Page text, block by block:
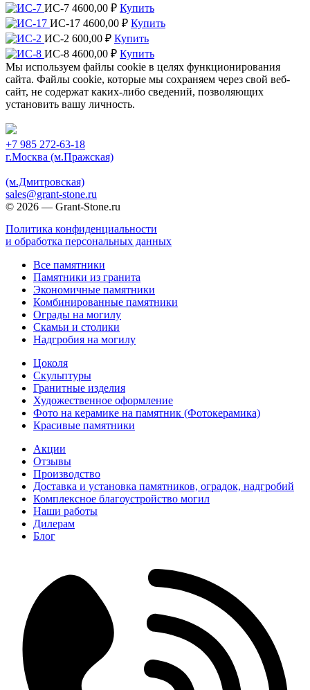
ИС-7 4600,00 ₽ Купить
ИС-17 4600,00 ₽ Купить
ИС-2 600,00 ₽ Купить
ИС-8 4600,00 ₽ Купить
Мы используем файлы cookie в целях функционирования
сайта. Файлы cookie, которые мы сохраняем через свой веб-
сайт, не содержат каких-либо сведений, позволяющих
установить вашу личность.
+7 985 272-63-18
г.Москва (м.Пражская)
(м.Дмитровская)
sales@grant-stone.ru
© 2026 — Grant-Stone.ru
Политика конфиденциальности
и обработка персональных данных
Все памятники
Памятники из гранита
Экономичные памятники
Комбинированные памятники
Ограды на могилу
Cкамьи и столики
Надгробия на могилу
Цоколя
Скульптуры
Гранитные изделия
Художественное оформление
Фото на керамике на памятник (Фотокерамика)
Красивые памятники
Акции
Отзывы
Производство
Доставка и установка памятников, оградок, надгробий
Комплексное благоустройство могил
Наши работы
Дилерам
Блог